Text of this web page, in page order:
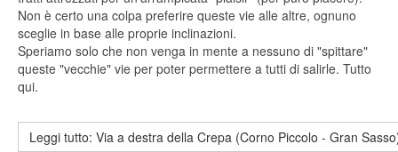
Non è certo una colpa preferire queste vie alle altre, ognuno
sceglie in base alle proprie inclinazioni.
Speriamo solo che non venga in mente a nessuno di "spittare"
queste "vecchie" vie per poter permettere a tutti di salirle. Tutto
qui.
Leggi tutto: Via a destra della Crepa (Corno Piccolo - Gran